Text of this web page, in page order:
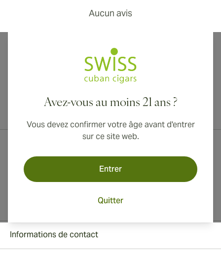
Aucun avis
Avez-vous au moins 21 ans ?
Vous devez confirmer votre âge avant d'entrer
sur ce site web.
Entrer
Quitter
Livraison internationale disponible vers le Canada, le Royaume-Uni
Informations de contact